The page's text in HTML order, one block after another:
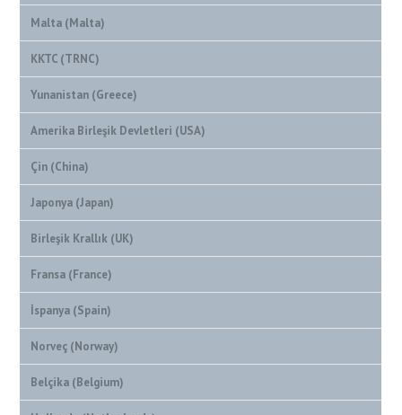
Malta (Malta)
KKTC (TRNC)
Yunanistan (Greece)
Amerika Birleşik Devletleri (USA)
Çin (China)
Japonya (Japan)
Birleşik Krallık (UK)
Fransa (France)
İspanya (Spain)
Norveç (Norway)
Belçika (Belgium)